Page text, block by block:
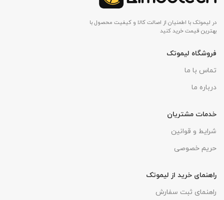
در لیموتک با اطمنیان از اصالت کالا و کیفیت محصول با
بهترین قیمت خرید کنید
فروشگاه لیموتک
تماس با ما
درباره ما
خدمات مشتریان
شرایط و قوانین
حریم خصوصی
راهنمای خرید از لیموتک
راهنمای ثبت سفارش